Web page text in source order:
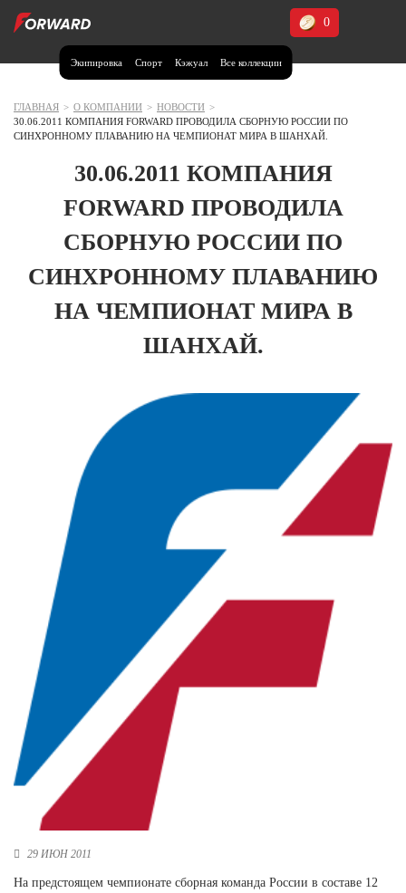
Экипировка Спорт Кэжуал Все коллекции
0
Москва и МО
Волгоградская область (1)
Кемеровская область (2)
Красноярский край (5)
Новосибирская область (3)
Омская область (5)
Республика Башкортостан (3)
Республика Крым (1)
Республика Татарстан (2)
Ростовская область (2)
Самарская область (1)
Санкт-Петербург и ЛО (3)
Саратовская область (1)
Свердловская область (5)
Северная Осетия (2)
Смоленская область (1)
Ставропольский край (5)
Томская область (1)
Тульская область (1)
Тюменская область (3)
Хакасия (1)
Ханты-Мансийский автономный округ (3)
Челябинская область (2)
Ямало-Ненецкий автономный округ (1)
ГЛАВНАЯ > О КОМПАНИИ > НОВОСТИ >
30.06.2011 КОМПАНИЯ FORWARD ПРОВОДИЛА СБОРНУЮ РОССИИ ПО
СИНХРОННОМУ ПЛАВАНИЮ НА ЧЕМПИОНАТ МИРА В ШАНХАЙ.
30.06.2011 КОМПАНИЯ
FORWARD ПРОВОДИЛА
СБОРНУЮ РОССИИ ПО
СИНХРОННОМУ ПЛАВАНИЮ
НА ЧЕМПИОНАТ МИРА В
ШАНХАЙ.
29 ИЮН 2011
На предстоящем чемпионате сборная команда России в составе 12